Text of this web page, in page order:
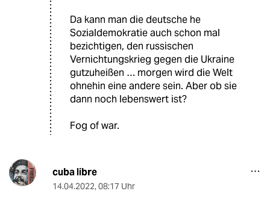
Da kann man die deutsche he
Sozialdemokratie auch schon mal
bezichtigen, den russischen
Vernichtungskrieg gegen die Ukraine
gutzuheißen … morgen wird die Welt
ohnehin eine andere sein. Aber ob sie
dann noch lebenswert ist?
Fog of war.
cuba libre
14.04.2022, 08:17 Uhr